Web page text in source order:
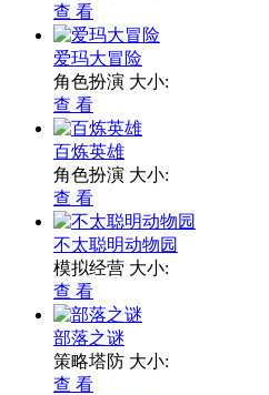
查 看
爱玛大冒险
角色扮演 大小:
查 看
百炼英雄
角色扮演 大小:
查 看
不太聪明动物园
模拟经营 大小:
查 看
部落之谜
策略塔防 大小:
查 看